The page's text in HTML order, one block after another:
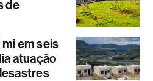
de
em seis
atuação